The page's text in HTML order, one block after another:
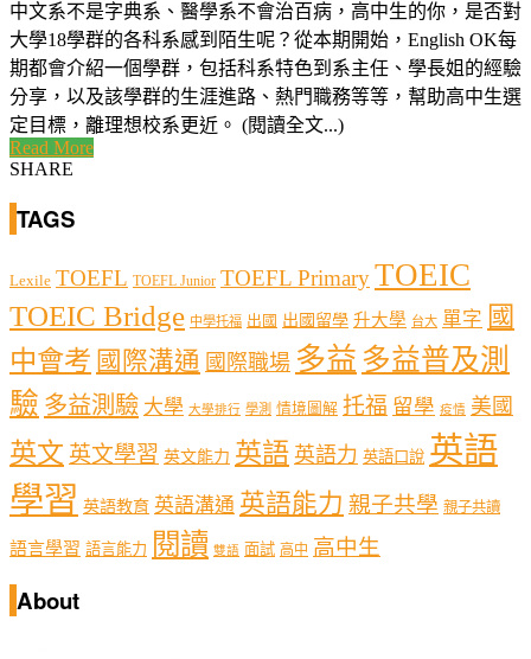
中文系不是字典系、醫學系不會治百病，高中生的你，是否對
大學18學群的各科系感到陌生呢？從本期開始，English OK每
期都會介紹一個學群，包括科系特色到系主任、學長姐的經驗
分享，以及該學群的生涯進路、熱門職務等等，幫助高中生選
定目標，離理想校系更近。 (閱讀全文...)
Read More
SHARE
TAGS
Lexile TOEFL TOEFL Junior TOEFL PrimaryTOEIC
TOEIC Bridge 中學托福 出國 出國留學 升大學 台大 單字 國
中會考 國際溝通 國際職場 多益 多益普及測
驗 多益測驗 大學 大學排行 學測 情境圖解 托福 留學 疫情 美國
英文 英文學習 英文能力 英語 英語力 英語口說 英語
學習 英語教育 英語溝通 英語能力 親子共學 親子共讀
語言學習 語言能力 閱讀 雙語 面試 高中 高中生
About